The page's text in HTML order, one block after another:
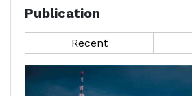
Publication
Recent